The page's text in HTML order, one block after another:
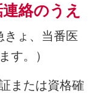
絡のうえ
きょ、当番医
す。）
または資格確